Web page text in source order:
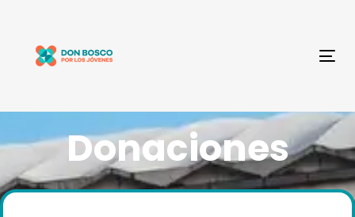
primary
content
Donaciones